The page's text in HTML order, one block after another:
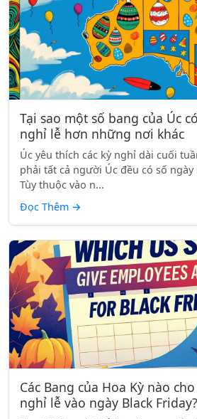
Tại sao một số bang của Úc
nghỉ lễ hơn những nơi khác
Úc yêu thích các kỳ nghỉ dài cuối
phải tất cả người Úc đều có số
Tùy thuộc vào n...
Đọc Thêm →
Các Bang của Hoa Kỳ nào
nghỉ lễ vào ngày Black Friday?